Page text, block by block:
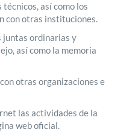
así como los
con otras instituciones.
juntas ordinarias y
así como la memoria
otras organizaciones e
las actividades de la
web oficial.